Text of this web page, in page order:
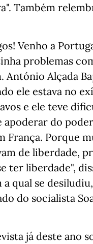
Também
Venho a
problemas
Alçada
ele estava no
e ele teve
do
França. Porque
de liberdade,
ter liberdade",
qual se
do socialista
já deste ano